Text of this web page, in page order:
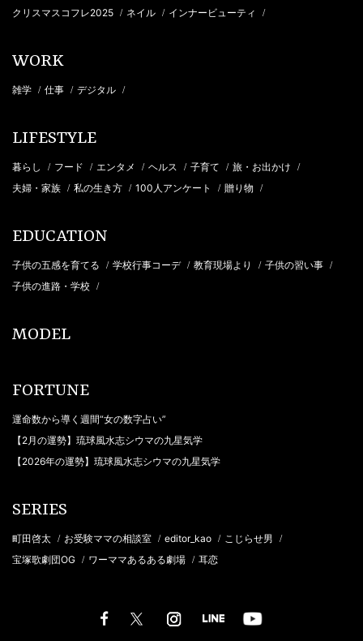
クリスマスコフレ2025 / ネイル / インナービューティ /
WORK
雑学 / 仕事 / デジタル /
LIFESTYLE
暮らし / フード / エンタメ / ヘルス / 子育て / 旅・お出かけ /
夫婦・家族 / 私の生き方 / 100人アンケート / 贈り物 /
EDUCATION
子供の五感を育てる / 学校行事コーデ / 教育現場より / 子供の習い事 /
子供の進路・学校 /
MODEL
FORTUNE
運命数から導く週間“女の数字占い”
【2月の運勢】琉球風水志シウマの九星気学
【2026年の運勢】琉球風水志シウマの九星気学
SERIES
町田啓太 / お受験ママの相談室 / editor_kao / こじらせ男 /
宝塚歌劇団OG / ワーママあるある劇場 / 耳恋